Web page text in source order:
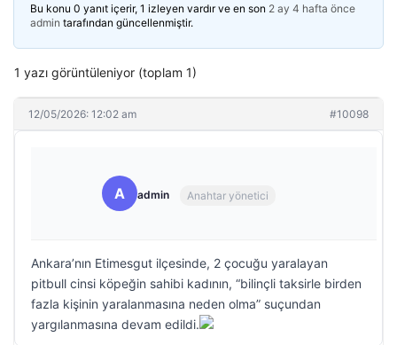
Bu konu 0 yanıt içerir, 1 izleyen vardır ve en son 2 ay 4 hafta önce
admin tarafından güncellenmiştir.
1 yazı görüntüleniyor (toplam 1)
12/05/2026: 12:02 am #10098
A admin Anahtar yönetici
Ankara’nın Etimesgut ilçesinde, 2 çocuğu yaralayan
pitbull cinsi köpeğin sahibi kadının, “bilinçli taksirle birden
fazla kişinin yaralanmasına neden olma” suçundan
yargılanmasına devam edildi.